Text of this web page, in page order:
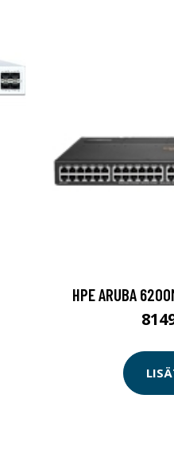
HPE ARUBA